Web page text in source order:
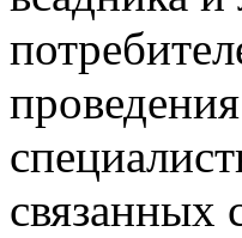
связанных